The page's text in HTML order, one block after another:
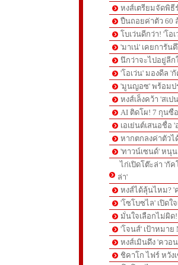
หงส์เตรียมจัดพิธี
ปืนถอยค่าตัว 60
โบเว่นดีกว่า! 'โอ
'มาเน่' เคยการัน
นึกว่าจะไปอยู่ลีก
'โอเว่น' มองดีล '
'มูนญอซ' พร้อมป
หงส์เล็งคว้า 'สเ
AI ติดโผ! 7 กุนซื
เอเย่นต์เสนอชื่อ
หากตกลงค่าตัวไ
'ทาวน์เซนด์' หนุ
ไก่เปิดโต๊ะล่า 'กั
ล่า'
หงส์ได้ลุ้นไหม? '
'โซโบซไล' เปิดใ
มั่นใจเลือกไม่ผิด
'โจนส์' เป้าหมาย
หงส์เมินดึง 'คว
ชิคาโก ไฟร์ หวัง